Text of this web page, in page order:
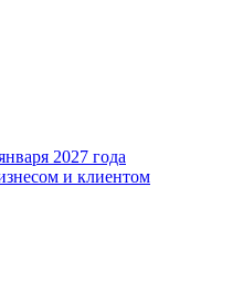
2027 года
и клиентом